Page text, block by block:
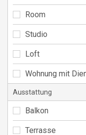
Room
Studio
Loft
Wohnung mit
Ausstattung
Balkon
Terrasse